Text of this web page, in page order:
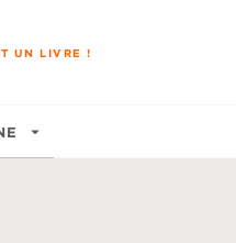
UN LIVRE !
arrow_drop_down